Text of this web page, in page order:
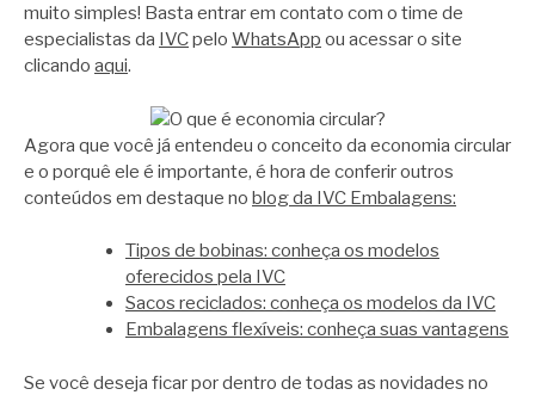
muito simples! Basta entrar em contato com o time de
especialistas da IVCpelo WhatsApp ou acessar o site
clicando aqui.
Agora que você já entendeu o conceito da economia circular
e o porquê ele é importante, é hora de conferir outros
conteúdos em destaque no blog da IVC Embalagens:
Tipos de bobinas: conheça os modelos
oferecidos pela IVC
Sacos reciclados: conheça os modelos da IVC
Embalagens flexíveis: conheça suas vantagens
Se você deseja ficar por dentro de todas as novidades no